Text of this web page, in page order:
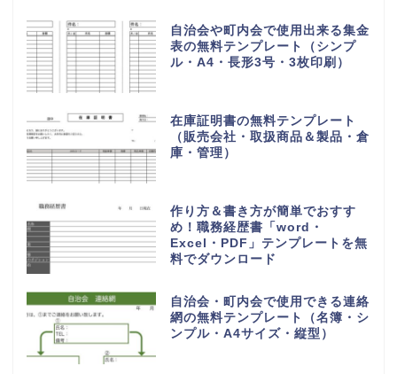
自治会や町内会で使用出来る集金
表の無料テンプレート（シンプ
ル・A4・長形3号・3枚印刷）
在庫証明書の無料テンプレート
（販売会社・取扱商品＆製品・倉
庫・管理）
作り方＆書き方が簡単でおすす
め！職務経歴書「word・
Excel・PDF」テンプレートを無
料でダウンロード
自治会・町内会で使用できる連絡
網の無料テンプレート（名簿・シ
ンプル・A4サイズ・縦型）